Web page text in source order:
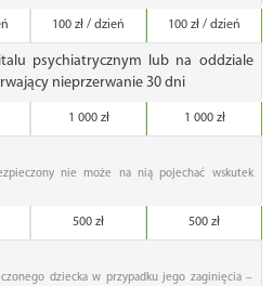
100 zł / dzień 100 zł / dzień
psychiatrycznym lub na oddziale
nieprzerwanie 30 dni
1 000 zł 1 000 zł
nie może na nią pojechać wskutek
500 zł 500 zł
dziecka w przypadku jego zaginięcia –